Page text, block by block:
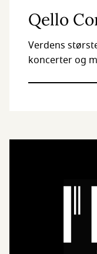
Qello
Verdens
koncerter og